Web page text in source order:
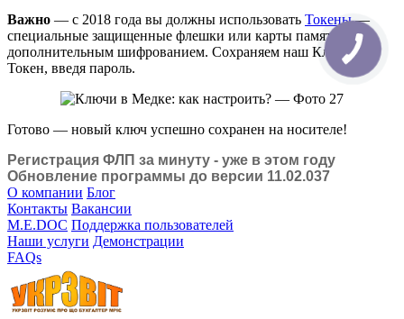
Важно — с 2018 года вы должны использовать Токены—
специальные защищенные флешки или карты памяти с
дополнительным шифрованием. Сохраняем наш Ключ на
Токен, введя пароль.
Готово — новый ключ успешно сохранен на носителе!
Регистрация ФЛП за минуту - уже в этом году
Обновление программы до версии 11.02.037
О компании Блог
Контакты Вакансии
M.E.DOC Поддержка пользователей
Наши услуги Демонстрации
FAQs